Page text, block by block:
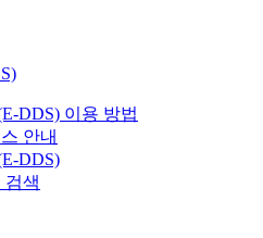
DDS) 이용 방법
안내
DDS)
검색